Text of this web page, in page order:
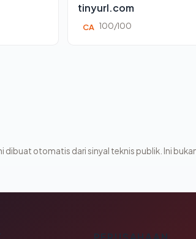
tinyurl.com
CA 100/100
dibuat otomatis dari sinyal teknis publik. Ini